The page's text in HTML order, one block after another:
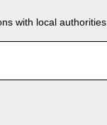
with local authorities.